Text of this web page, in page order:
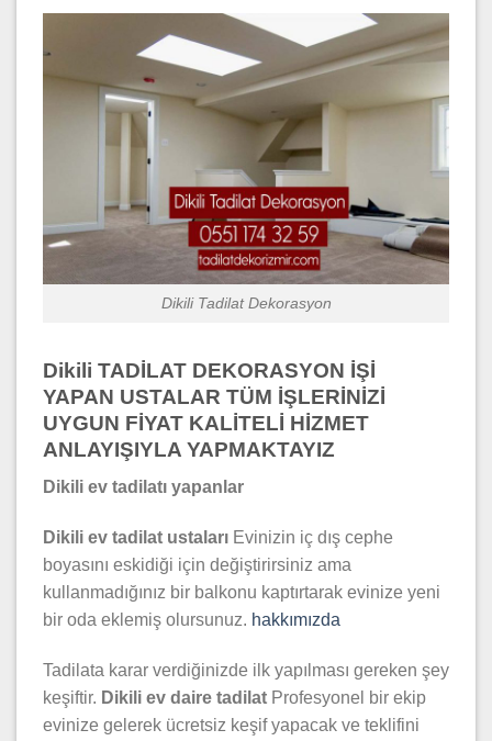
Dikili Tadilat Dekorasyon
Dikili TADİLAT DEKORASYON İŞİ
YAPAN USTALAR TÜM İŞLERİNİZİ
UYGUN FİYAT KALİTELİ HİZMET
ANLAYIŞIYLA YAPMAKTAYIZ
Dikili ev tadilatı yapanlar
Dikili ev tadilat ustaları Evinizin iç dış cephe
boyasını eskidiği için değiştirirsiniz ama
kullanmadığınız bir balkonu kaptırtarak evinize yeni
bir oda eklemiş olursunuz. hakkımızda
Tadilata karar verdiğinizde ilk yapılması gereken şey
keşiftir. Dikili ev daire tadilat Profesyonel bir ekip
evinize gelerek ücretsiz keşif yapacak ve teklifini